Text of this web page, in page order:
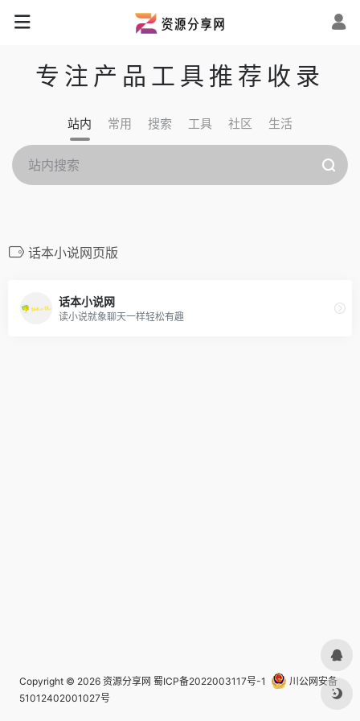
专注产品工具推荐收录
站内 常用 搜索 工具 社区 生活
话本小说网页版
话本小说网
读小说就象聊天一样轻松有趣
Copyright © 2026 资源分享网 蜀ICP备2022003117号-1
川公网安备
51012402001027号